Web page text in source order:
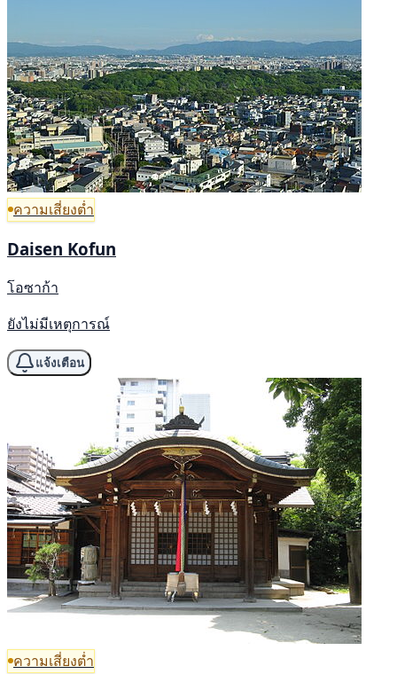
ความเสี่ยงต่ำ
Daisen Kofun
โอซาก้า
ยังไม่มีเหตุการณ์
แจ้งเตือน
ความเสี่ยงต่ำ